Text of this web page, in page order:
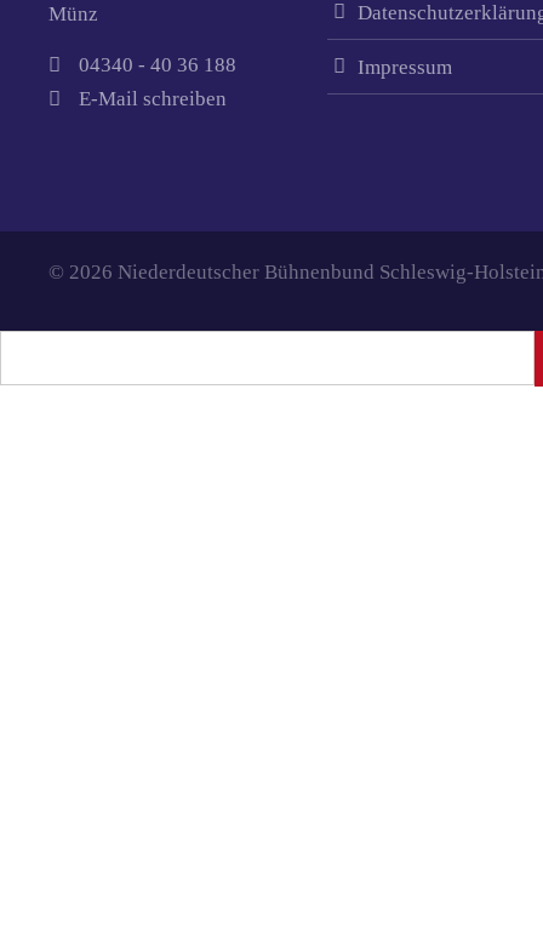
Münz
04340 - 40 36 188
E-Mail schreiben
Impressum
© 2026 Niederdeutscher Bühnenbund Schleswig-